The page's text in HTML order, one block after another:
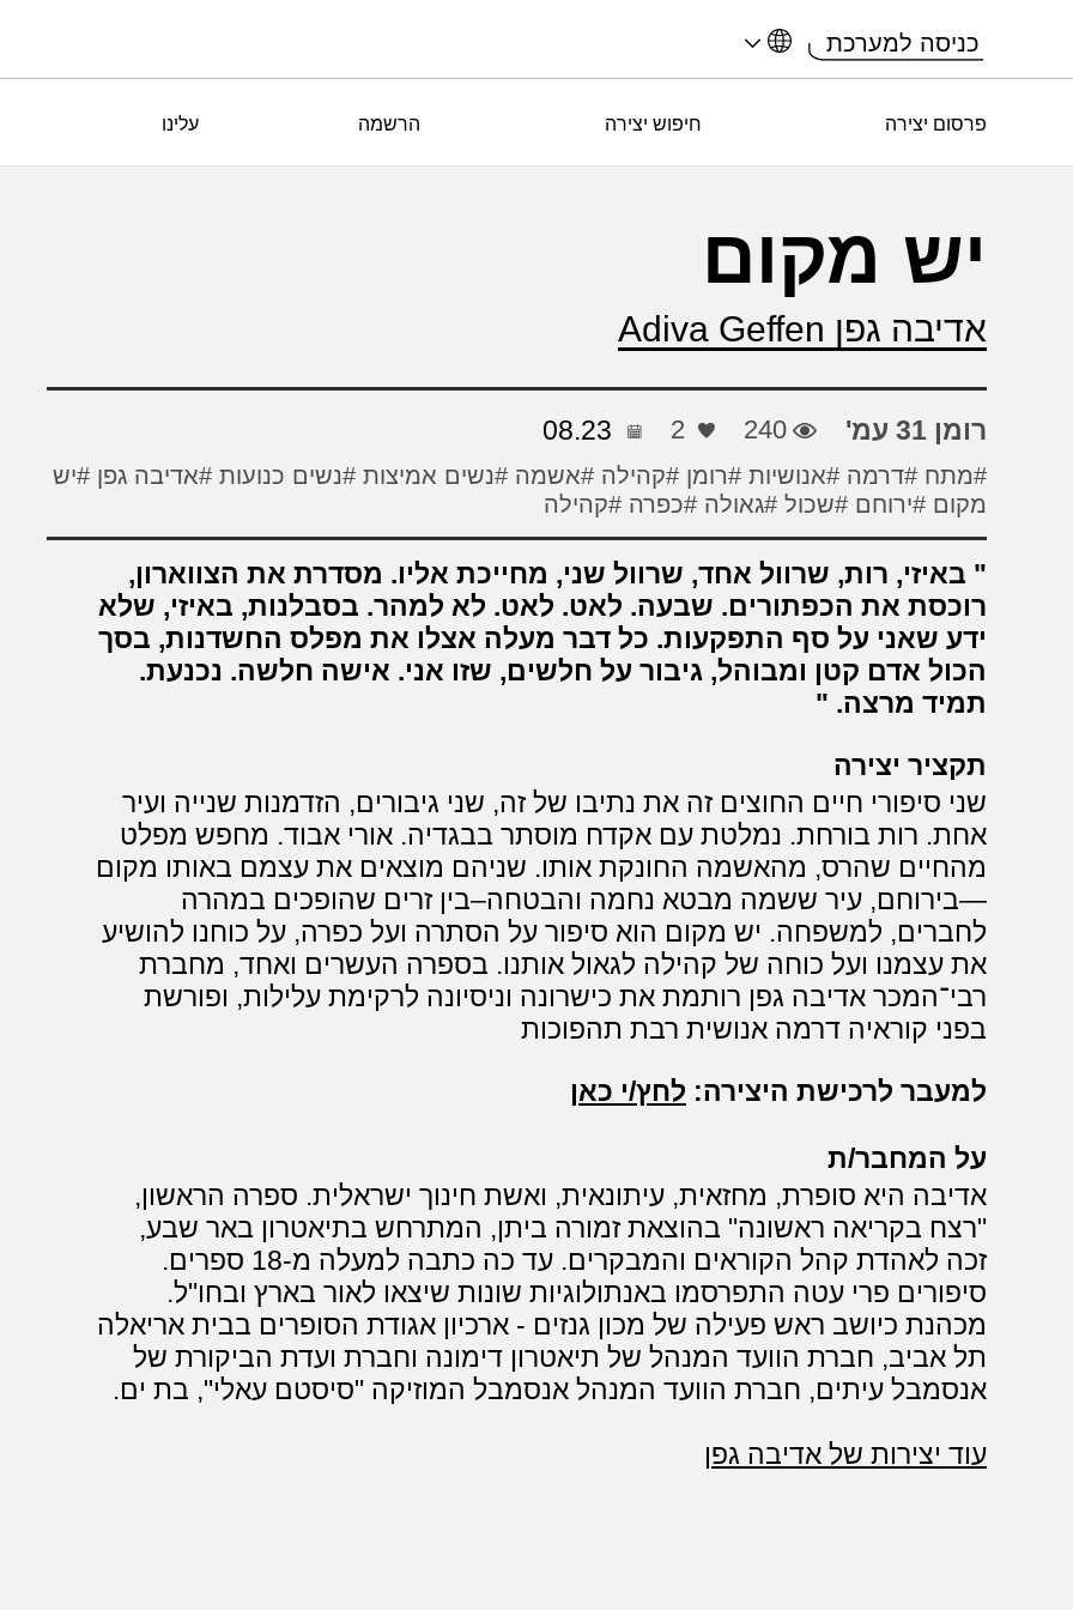
כניסה למערכת
פרסום יצירה חיפוש יצירה הרשמה עלינו
יש מקום
אדיבה גפן Adiva Geffen
רומן 31 עמ' 240
2
08.23
#מתח #דרמה #אנושיות #רומן #קהילה #אשמה #נשים אמיצות #נשים כנועות #אדיבה גפן #יש
מקום #ירוחם #שכול #גאולה #כפרה #קהילה
באיזי, רות, שרוול אחד, שרוול שני, מחייכת אליו. מסדרת את הצווארון,
רוכסת את הכפתורים. שבעה. לאט. לאט. לא למהר. בסבלנות, באיזי, שלא
ידע שאני על סף התפקעות. כל דבר מעלה אצלו את מפלס החשדנות, בסך
הכול אדם קטן ומבוהל, גיבור על חלשים, שזו אני. אישה חלשה. נכנעת.
תמיד מרצה.
תקציר יצירה
שני סיפורי חיים החוצים זה את נתיבו של זה, שני גיבורים, הזדמנות שנייה ועיר
אחת. רות בורחת. נמלטת עם אקדח מוסתר בבגדיה. אורי אבוד. מחפש מפלט
מהחיים שהרס, מהאשמה החונקת אותו. שניהם מוצאים את עצמם באותו מקום
—בירוחם, עיר ששמה מבטא נחמה והבטחה–בין זרים שהופכים במהרה
לחברים, למשפחה. יש מקום הוא סיפור על הסתרה ועל כפרה, על כוחנו להושיע
את עצמנו ועל כוחה של קהילה לגאול אותנו. בספרה העשרים ואחד, מחברת
רבי־המכר אדיבה גפן רותמת את כישרונה וניסיונה לרקימת עלילות, ופורשת
בפני קוראיה דרמה אנושית רבת תהפוכות
למעבר לרכישת היצירה: לחץ/י כאן
על המחבר/ת
אדיבה היא סופרת, מחזאית, עיתונאית, ואשת חינוך ישראלית. ספרה הראשון,
"רצח בקריאה ראשונה" בהוצאת זמורה ביתן, המתרחש בתיאטרון באר שבע,
זכה לאהדת קהל הקוראים והמבקרים. עד כה כתבה למעלה מ-18 ספרים.
סיפורים פרי עטה התפרסמו באנתולוגיות שונות שיצאו לאור בארץ ובחו"ל.
מכהנת כיושב ראש פעילה של מכון גנזים - ארכיון אגודת הסופרים בבית אריאלה
תל אביב, חברת הוועד המנהל של תיאטרון דימונה וחברת ועדת הביקורת של
אנסמבל עיתים, חברת הוועד המנהל אנסמבל המוזיקה "סיסטם עאלי", בת ים.
עוד יצירות של אדיבה גפן